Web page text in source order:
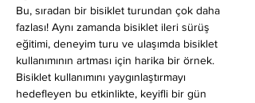
Bu, sıradan bir bisiklet turundan çok daha
fazlası! Aynı zamanda bisiklet ileri sürüş
eğitimi, deneyim turu ve ulaşımda bisiklet
kullanımının artması için harika bir örnek.
Bisiklet kullanımını yaygınlaştırmayı
hedefleyen bu etkinlikte, keyifli bir gün